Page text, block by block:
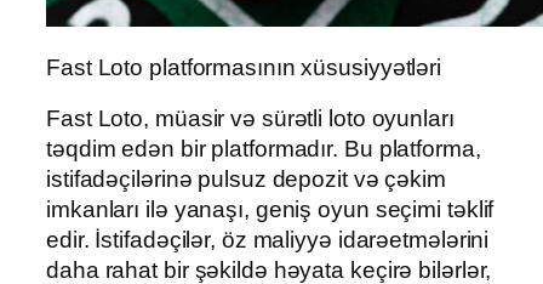
Fast Loto platformasının xüsusiyyətləri
Fast Loto, müasir və sürətli loto oyunları
təqdim edən bir platformadır. Bu platforma,
istifadəçilərinə pulsuz depozit və çəkim
imkanları ilə yanaşı, geniş oyun seçimi təklif
edir. İstifadəçilər, öz maliyyə idarəetmələrini
daha rahat bir şəkildə həyata keçirə bilərlər,